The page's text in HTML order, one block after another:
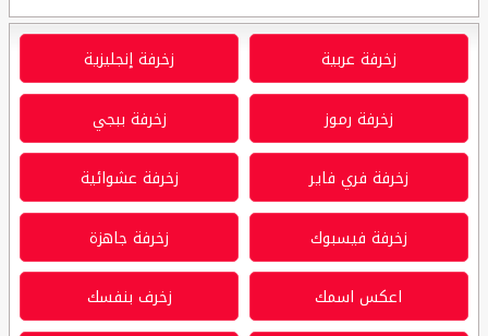
زخرفة عربية زخرفة إنجليزية
زخرفة رموز زخرفة ببجي
زخرفة فري فاير زخرفة عشوائية
زخرفة فيسبوك زخرفة جاهزة
اعكس اسمك زخرف بنفسك